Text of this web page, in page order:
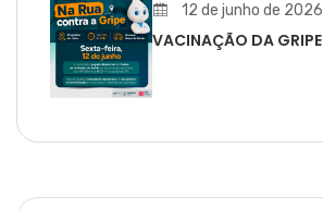
12 de junho de 2026
VACINAÇÃO DA GRIPE